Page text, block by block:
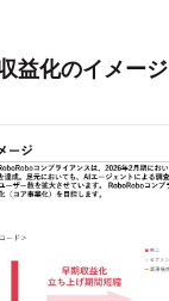
益化のイメージ